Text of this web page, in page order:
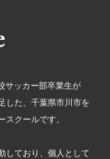
サッカー部卒業生が
した、千葉県市川市を
クールです。
しており、個人として